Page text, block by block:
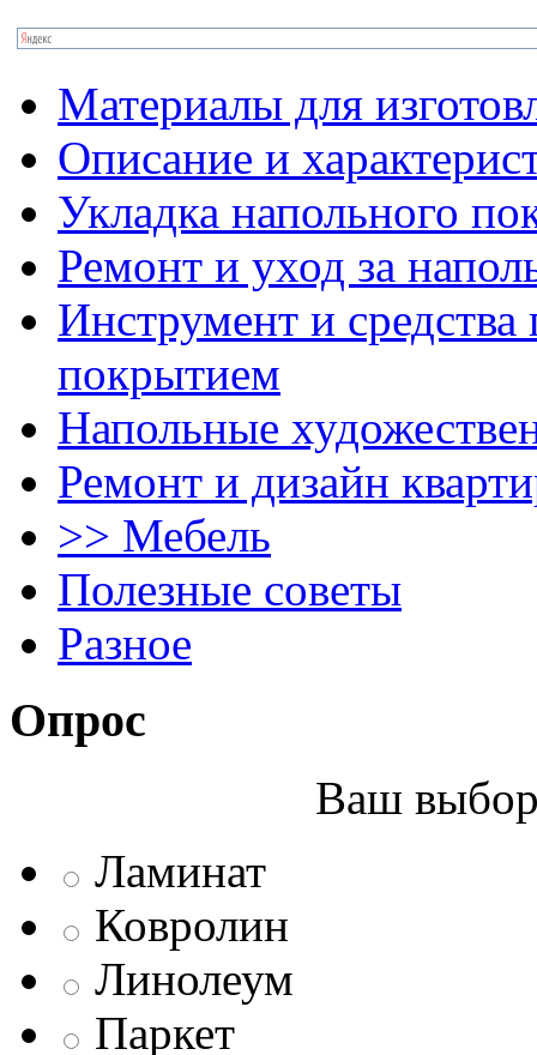
Материалы для
Описание и
Укладка напольного
Ремонт и уход за
Инструмент и
покрытием
Напольные
Ремонт и дизайн
>> Мебель
Полезные советы
Разное
Опрос
Ваш выбор
Ламинат
Ковролин
Линолеум
Паркет